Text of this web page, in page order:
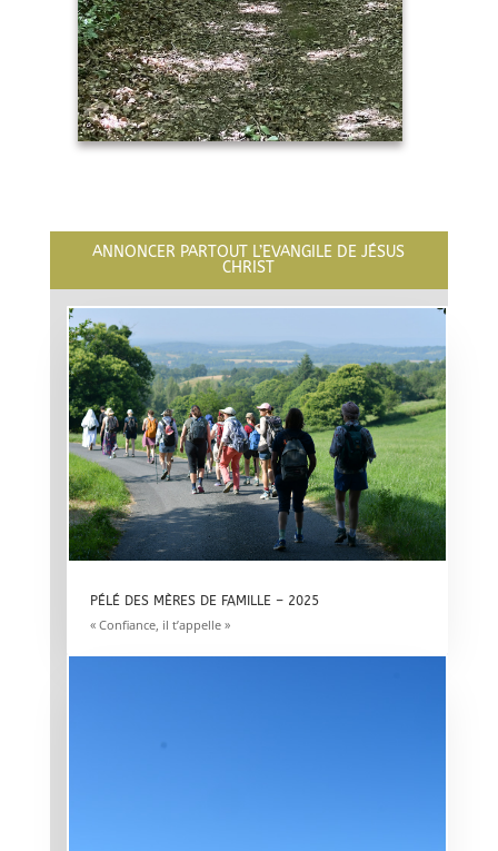
ANNONCER PARTOUT L’EVANGILE DE JÉSUS
CHRIST
PÉLÉ DES MÈRES DE FAMILLE – 2025
« Confiance, il t’appelle »